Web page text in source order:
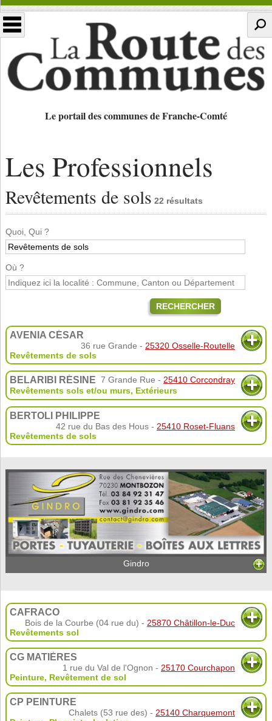
Le portail des communes de Franche-Comté
Les Professionnels
Revêtements de sols 22 résultats
Quoi, Qui ?
Où ?
RECHERCHER
AVENIA CÉSAR
36 rue Grande - 25320 Osselle-Routelle
Revêtements de sols
BELARIBI RÉSINE 7 Grande Rue - 25410 Corcondray
Revêtements sols et/ou murs, Extérieurs
BERTOLI PHILIPPE
42 rue du Bas des Hous - 25410 Roset-Fluans
Revêtements de sols
Gindro
CAFRACO
Bois de la Courbe (04 rue du) - 25870 Châtillon-le-Duc
Revêtements sol
CG MATIÈRES
1 rue du Val de l'Ognon - 25170 Courchapon
Peinture, Revêtement de sol
CP PEINTURE
Chalets (53 rue des) - 25140 Charquemont